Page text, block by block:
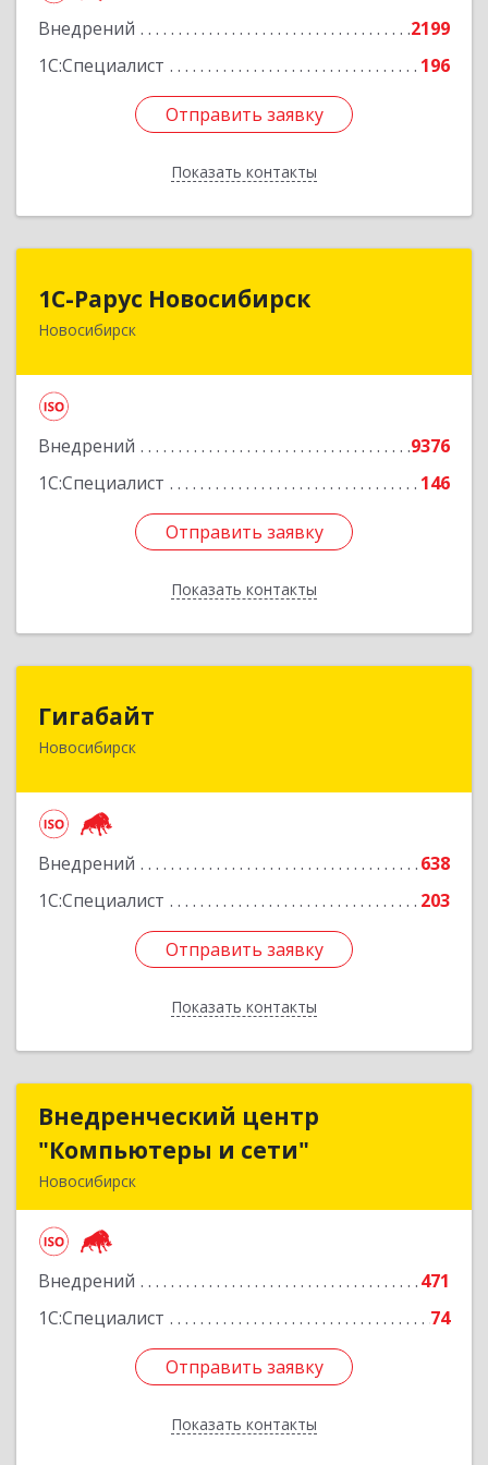
Внедрений
2199
1С:Специалист
196
Отправить заявку
Показать контакты
Отправить заявку
Назад
1С-Рарус Новосибирск
Новосибирск
Внедрений
9376
1С:Специалист
146
Отправить заявку
Показать контакты
1С-Рарус Новосибирск
630015, Новосибирская обл, Новосибирск г,
Подробнее
Отправить заявку
Назад
Гигабайт
Новосибирск
Внедрений
638
1С:Специалист
203
Отправить заявку
Показать контакты
630099, Новосибирская обл, Новосибирск г,
Отправить заявку
Назад
Внедренческий центр
"Компьютеры и сети"
Новосибирск
Внедрений
471
1С:Специалист
74
Отправить заявку
Показать контакты
Внедренческий центр
"Компьютеры и сети"
Подробнее
Отправить заявку
Назад